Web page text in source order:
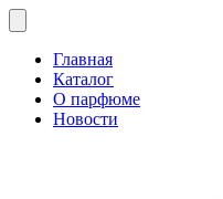
Главная
Каталог
О парфюме
Новости